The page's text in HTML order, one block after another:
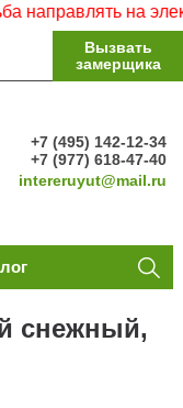
на
Вызвать
замерщика
+7 (495) 142-12-34
+7 (977) 618-47-40
intereruyut@mail.ru
снежный,